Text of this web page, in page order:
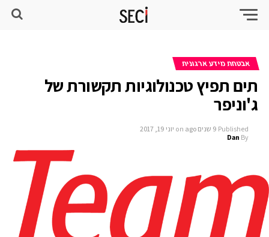
אבטחת מידע ארגונית
תים תפיץ טכנולוגיות תקשורת של
ג'וניפר
Published 9 שנים ago on יוני 19, 2017
By
Dan